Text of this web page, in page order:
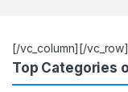
[/vc_column][/
Top Categories